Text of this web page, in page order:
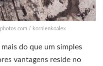
/ kornienkoalex
do que um simples
vantagens reside no